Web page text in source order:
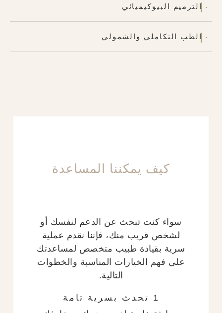
الترميم البيوكيميائي
الطب التكاملي والشمولي
كيف يمكننا المساعدة
سواء كنت تبحث عن الدعم لنفسك أو
لشخص قريب منك، فإننا نقدم عملية
سرية بقيادة طبيب متخصص لمساعدتك
على فهم الخيارات المناسبة والخطوات
التالية.
1 تحدث بسرية تامة